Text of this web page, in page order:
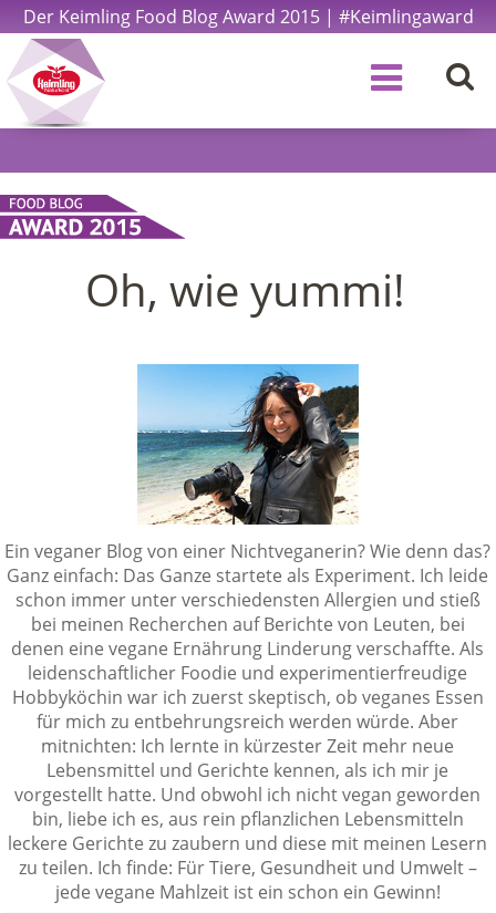
Der Keimling Food Blog Award 2015 | #Keimlingaward
Oh, wie yummi!
Ein veganer Blog von einer Nichtveganerin? Wie denn das?
Ganz einfach: Das Ganze startete als Experiment. Ich leide
schon immer unter verschiedensten Allergien und stieß
bei meinen Recherchen auf Berichte von Leuten, bei
denen eine vegane Ernährung Linderung verschaffte. Als
leidenschaftlicher Foodie und experimentierfreudige
Hobbyköchin war ich zuerst skeptisch, ob veganes Essen
für mich zu entbehrungsreich werden würde. Aber
mitnichten: Ich lernte in kürzester Zeit mehr neue
Lebensmittel und Gerichte kennen, als ich mir je
vorgestellt hatte. Und obwohl ich nicht vegan geworden
bin, liebe ich es, aus rein pflanzlichen Lebensmitteln
leckere Gerichte zu zaubern und diese mit meinen Lesern
zu teilen. Ich finde: Für Tiere, Gesundheit und Umwelt –
jede vegane Mahlzeit ist ein schon ein Gewinn!